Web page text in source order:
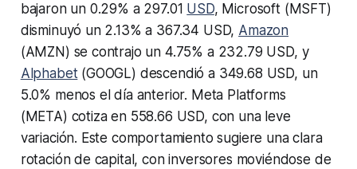
bajaron un 0.29% a 297.01 USD, Microsoft (MSFT)
disminuyó un 2.13% a 367.34 USD, Amazon
(AMZN) se contrajo un 4.75% a 232.79 USD, y
Alphabet(GOOGL) descendió a 349.68 USD, un
5.0% menos el día anterior. Meta Platforms
(META) cotiza en 558.66 USD, con una leve
variación. Este comportamiento sugiere una clara
rotación de capital, con inversores moviéndose de